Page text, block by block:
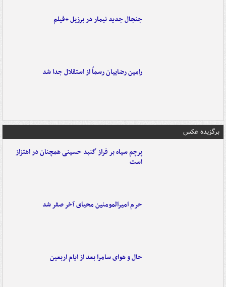
جنجال جدید نیمار در برزیل +فیلم
رامین رضاییان رسماً از استقلال جدا شد
برگزیده عکس
پرچم سیاه بر فراز گنبد حسینی همچنان در اهتزاز
است
حرم امیرالمومنین محیای آخر صفر شد
حال و هوای سامرا بعد از ایام اربعین